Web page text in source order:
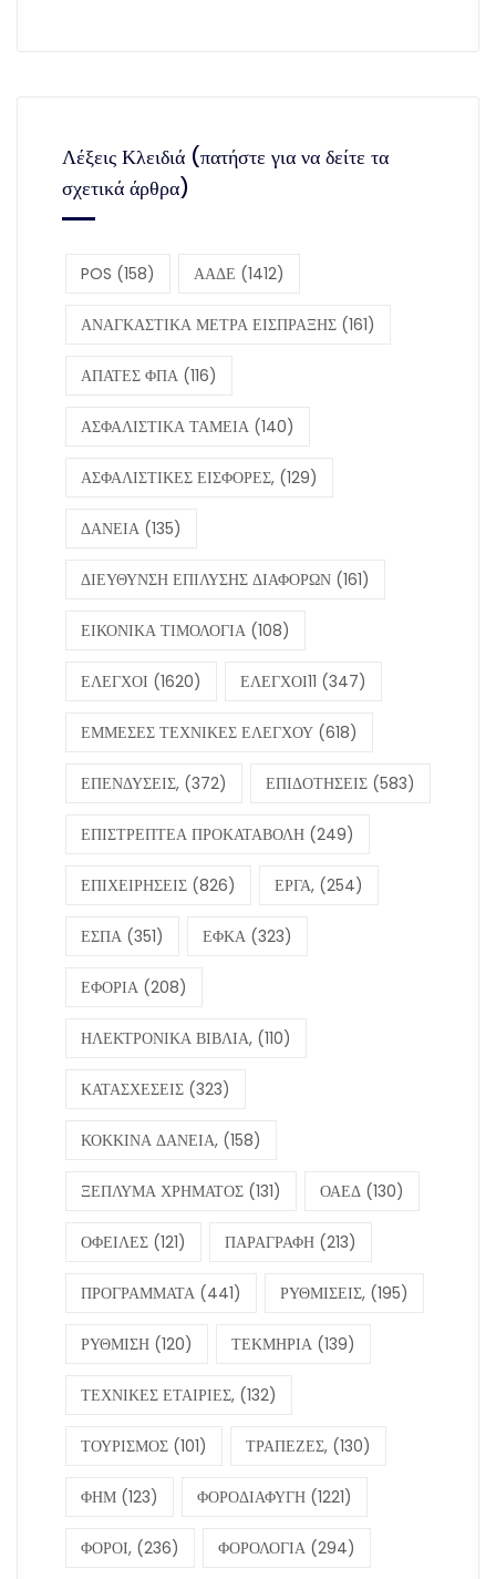
Λέξεις Κλειδιά (πατήστε για να δείτε τα
σχετικά άρθρα)
POS (158) ΑΑΔΕ (1412)
ΑΝΑΓΚΑΣΤΙΚΑ ΜΕΤΡΑ ΕΙΣΠΡΑΞΗΣ (161)
ΑΠΑΤΕΣ ΦΠΑ (116)
ΑΣΦΑΛΙΣΤΙΚΑ ΤΑΜΕΙΑ (140)
ΑΣΦΑΛΙΣΤΙΚΕΣ ΕΙΣΦΟΡΕΣ, (129)
ΔΑΝΕΙΑ (135)
ΔΙΕΥΘΥΝΣΗ ΕΠΙΛΥΣΗΣ ΔΙΑΦΟΡΩΝ (161)
ΕΙΚΟΝΙΚΑ ΤΙΜΟΛΟΓΙΑ (108)
ΕΛΕΓΧΟΙ (1620) ΕΛΕΓΧΟΙ11 (347)
ΕΜΜΕΣΕΣ ΤΕΧΝΙΚΕΣ ΕΛΕΓΧΟΥ (618)
ΕΠΕΝΔΥΣΕΙΣ, (372) ΕΠΙΔΟΤΗΣΕΙΣ (583)
ΕΠΙΣΤΡΕΠΤΕΑ ΠΡΟΚΑΤΑΒΟΛΗ (249)
ΕΠΙΧΕΙΡΗΣΕΙΣ (826) ΕΡΓΑ, (254)
ΕΣΠΑ (351) ΕΦΚΑ (323)
ΕΦΟΡΙΑ (208)
ΗΛΕΚΤΡΟΝΙΚΑ ΒΙΒΛΙΑ, (110)
ΚΑΤΑΣΧΕΣΕΙΣ (323)
ΚΟΚΚΙΝΑ ΔΑΝΕΙΑ, (158)
ΞΕΠΛΥΜΑ ΧΡΗΜΑΤΟΣ (131) ΟΑΕΔ (130)
ΟΦΕΙΛΕΣ (121) ΠΑΡΑΓΡΑΦΗ (213)
ΠΡΟΓΡΑΜΜΑΤΑ (441) ΡΥΘΜΙΣΕΙΣ, (195)
ΡΥΘΜΙΣΗ (120) ΤΕΚΜΗΡΙΑ (139)
ΤΕΧΝΙΚΕΣ ΕΤΑΙΡΙΕΣ, (132)
ΤΟΥΡΙΣΜΟΣ (101) ΤΡΑΠΕΖΕΣ, (130)
ΦΗΜ (123) ΦΟΡΟΔΙΑΦΥΓΗ (1221)
ΦΟΡΟΙ, (236) ΦΟΡΟΛΟΓΙΑ (294)